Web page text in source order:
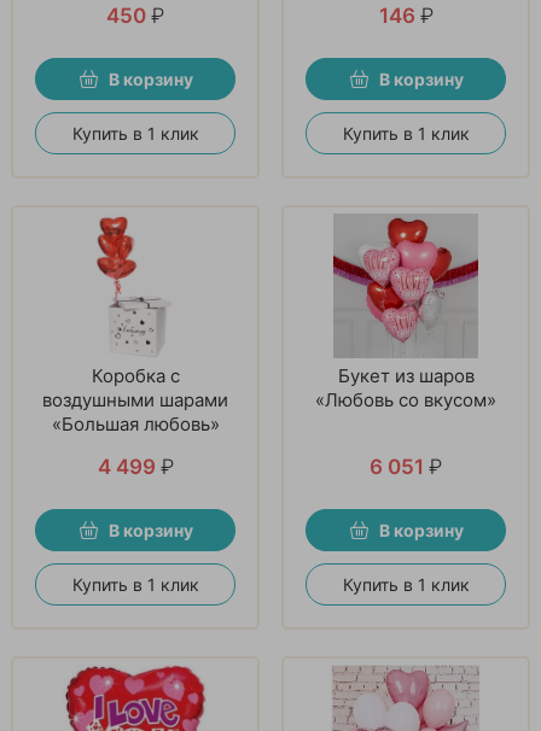
450 ₽
В корзину
Купить в 1 клик
146 ₽
В корзину
Купить в 1 клик
Коробка с
воздушными шарами
«Большая любовь»
4 499 ₽
В корзину
Купить в 1 клик
Букет из шаров
«Любовь со вкусом»
6 051 ₽
В корзину
Купить в 1 клик